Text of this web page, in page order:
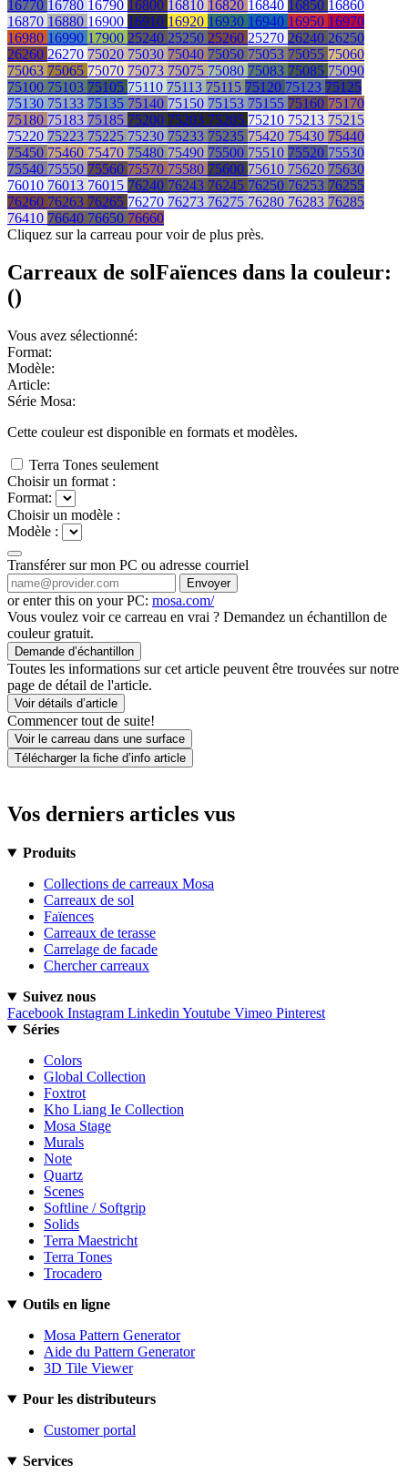
16770 16780 16790 16800 16810 16820 16840 16850 16860
16870 16880 16900 16910 16920 16930 16940 16950 16970
16980 16990 17900 25240 25250 25260 25270 26240 26250
26260 26270 75020 75030 75040 75050 75053 75055 75060
75063 75065 75070 75073 75075 75080 75083 75085 75090
75100 75103 75105 75110 75113 75115 75120 75123 75125
75130 75133 75135 75140 75150 75153 75155 75160 75170
75180 75183 75185 75200 75203 75205 75210 75213 75215
75220 75223 75225 75230 75233 75235 75420 75430 75440
75450 75460 75470 75480 75490 75500 75510 75520 75530
75540 75550 75560 75570 75580 75600 75610 75620 75630
76010 76013 76015 76240 76243 76245 76250 76253 76255
76260 76263 76265 76270 76273 76275 76280 76283 76285
76410 76640 76650 76660
Cliquez sur la carreau pour voir de plus près.
Carreaux de solFaïences dans la couleur:
()
Vous avez sélectionné:
Format:
Modèle:
Article:
Série Mosa:
Cette couleur est disponible en formats et modèles.
Terra Tones seulement
Choisir un format :
Format:
Choisir un modèle :
Modèle :
Transférer sur mon PC ou adresse courriel
Envoyer
or enter this on your PC: mosa.com/
Vous voulez voir ce carreau en vrai ? Demandez un échantillon de
couleur gratuit.
Demande d’échantillon
Toutes les informations sur cet article peuvent être trouvées sur notre
page de détail de l'article.
Voir détails d’article
Commencer tout de suite!
Voir le carreau dans une surface
Télécharger la fiche d’info article
Vos derniers articles vus
Produits
Collections de carreaux Mosa
Carreaux de sol
Faïences
Carreaux de terasse
Carrelage de facade
Chercher carreaux
Suivez nous
Facebook Instagram Linkedin Youtube Vimeo Pinterest
Séries
Colors
Global Collection
Foxtrot
Kho Liang Ie Collection
Mosa Stage
Murals
Note
Quartz
Scenes
Softline / Softgrip
Solids
Terra Maestricht
Terra Tones
Trocadero
Outils en ligne
Mosa Pattern Generator
Aide du Pattern Generator
3D Tile Viewer
Pour les distributeurs
Customer portal
Services